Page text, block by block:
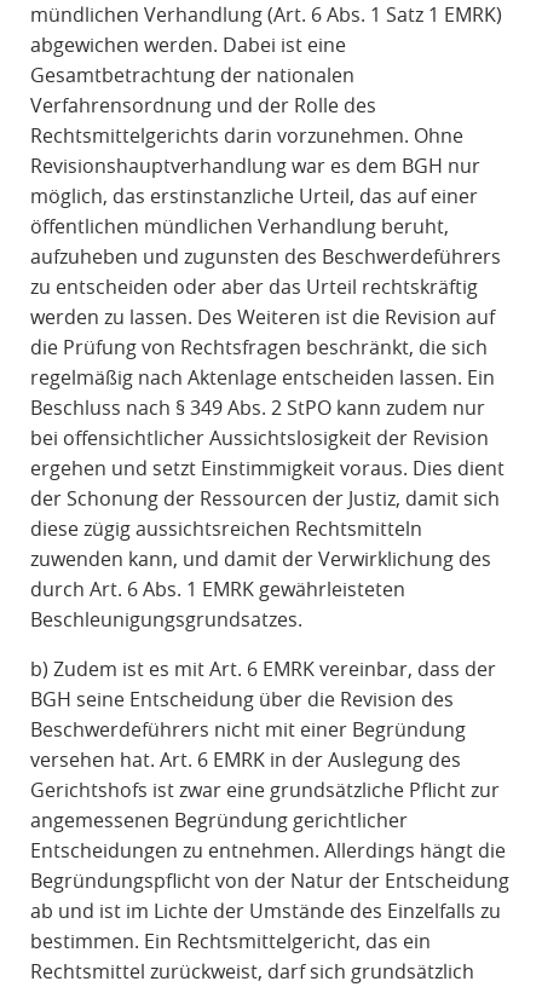
mündlichen Verhandlung (Art. 6 Abs. 1 Satz 1 EMRK)
abgewichen werden. Dabei ist eine
Gesamtbetrachtung der nationalen
Verfahrensordnung und der Rolle des
Rechtsmittelgerichts darin vorzunehmen. Ohne
Revisionshauptverhandlung war es dem BGH nur
möglich, das erstinstanzliche Urteil, das auf einer
öffentlichen mündlichen Verhandlung beruht,
aufzuheben und zugunsten des Beschwerdeführers
zu entscheiden oder aber das Urteil rechtskräftig
werden zu lassen. Des Weiteren ist die Revision auf
die Prüfung von Rechtsfragen beschränkt, die sich
regelmäßig nach Aktenlage entscheiden lassen. Ein
Beschluss nach § 349 Abs. 2 StPO kann zudem nur
bei offensichtlicher Aussichtslosigkeit der Revision
ergehen und setzt Einstimmigkeit voraus. Dies dient
der Schonung der Ressourcen der Justiz, damit sich
diese zügig aussichtsreichen Rechtsmitteln
zuwenden kann, und damit der Verwirklichung des
durch Art. 6 Abs. 1 EMRK gewährleisteten
Beschleunigungsgrundsatzes.
b) Zudem ist es mit Art. 6 EMRK vereinbar, dass der
BGH seine Entscheidung über die Revision des
Beschwerdeführers nicht mit einer Begründung
versehen hat. Art. 6 EMRK in der Auslegung des
Gerichtshofs ist zwar eine grundsätzliche Pflicht zur
angemessenen Begründung gerichtlicher
Entscheidungen zu entnehmen. Allerdings hängt die
Begründungspflicht von der Natur der Entscheidung
ab und ist im Lichte der Umstände des Einzelfalls zu
bestimmen. Ein Rechtsmittelgericht, das ein
Rechtsmittel zurückweist, darf sich grundsätzlich